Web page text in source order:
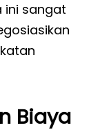
ini sangat
Biaya